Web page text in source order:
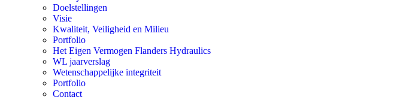
Doelstellingen
Visie
Kwaliteit, Veiligheid en Milieu
Portfolio
Het Eigen Vermogen Flanders Hydraulics
WL jaarverslag
Wetenschappelijke integriteit
Portfolio
Contact